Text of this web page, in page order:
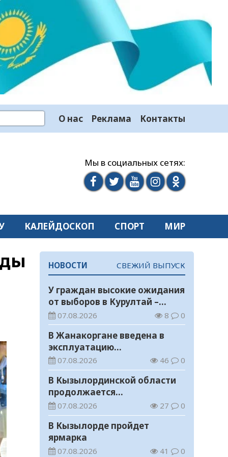
О нас Реклама Контакты
Мы в социальных сетях:
КАЛЕЙДОСКОП СПОРТ МИР
НОВОСТИ СВЕЖИЙ ВЫПУСК
У граждан высокие ожидания
от выборов в Курултай –
опрос общественного мнения
07.08.2026 8 0
В Жанакоргане введена в
эксплуатацию
водораспределительная
станция
07.08.2026 46 0
В Кызылординской области
продолжается
экологическая акция «Таза
Қазақстан»
07.08.2026 27 0
В Кызылорде пройдет
ярмарка
07.08.2026 41 0